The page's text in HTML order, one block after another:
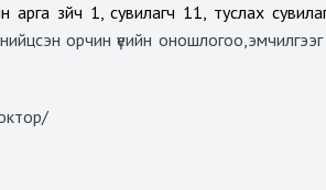
арга зүйч 1, сувилагч 11, туслах
орчин үеийн оношлогоо,эмчилгээг